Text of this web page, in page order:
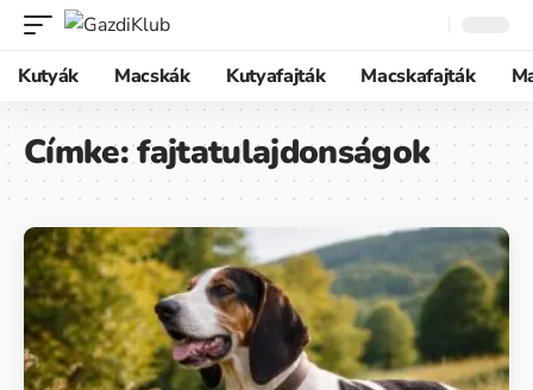
Kutyák Macskák Kutyafajták Macskafajták
Címke:fajtatulajdonságok